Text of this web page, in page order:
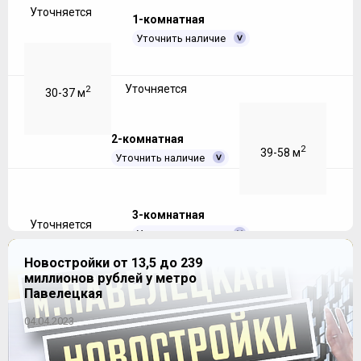
Уточняется
1-комнатная
Уточнить наличие
30-37 м2 Уточняется
2-комнатная
Уточнить наличие 39-58 м2
Уточняется
3-комнатная
Уточнить наличие
56-72 м2 Уточняется
4-комнатная
Уточнить наличие 66-80 м
Новостройки от 13,5 до 239
миллионов рублей у метро
Павелецкая
04.04.2023